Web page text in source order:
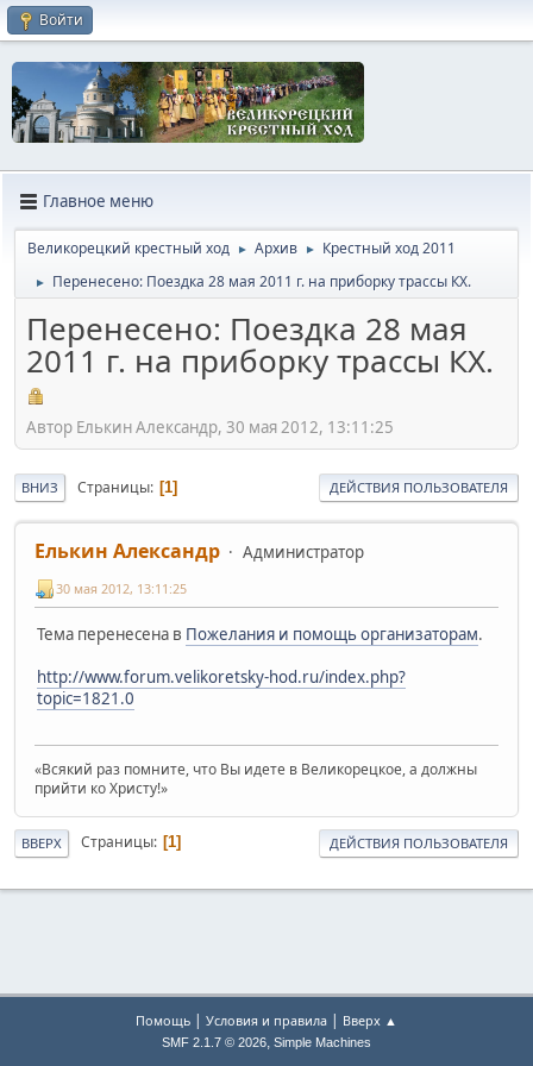
Войти
Главное меню
Великорецкий крестный ход ► Архив ► Крестный ход 2011
► Перенесено: Поездка 28 мая 2011 г. на приборку трассы КХ.
Перенесено: Поездка 28 мая
2011 г. на приборку трассы КХ.
Автор Елькин Александр, 30 мая 2012, 13:11:25
ВНИЗ Страницы 1 ДЕЙСТВИЯ ПОЛЬЗОВАТЕЛЯ
Елькин Александр Администратор
30 мая 2012, 13:11:25
Тема перенесена в Пожелания и помощь организаторам.
http://www.forum.velikoretsky-hod.ru/index.php?
topic=1821.0
«Всякий раз помните, что Вы идете в Великорецкое, а должны
прийти ко Христу!»
ВВЕРХ Страницы 1 ДЕЙСТВИЯ ПОЛЬЗОВАТЕЛЯ
Помощь | Условия и правила | Вверх ▲
SMF 2.1.7 © 2026, Simple Machines